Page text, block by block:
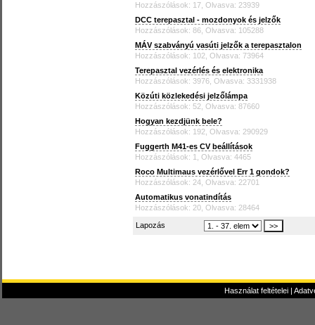
Hozzászólások: 17, Olvasva: 23939
DCC terepasztal - mozdonyok és jelzők
Hozzászólások: 86, Olvasva: 105288
MÁV szabványú vasúti jelzők a terepasztalon
Hozzászólások: 102, Olvasva: 73964
Terepasztal vezérlés és elektronika
Hozzászólások: 3976, Olvasva: 3331938
Közúti közlekedési jelzőlámpa
Hozzászólások: 52, Olvasva: 87660
Hogyan kezdjünk bele?
Hozzászólások: 192, Olvasva: 290929
Fuggerth M41-es CV beállítások
Hozzászólások: 1, Olvasva: 4465
Roco Multimaus vezérlővel Err 1 gondok?
Hozzászólások: 24, Olvasva: 22701
Automatikus vonatindítás
Hozzászólások: 20, Olvasva: 28464
Lapozás
Használat feltételei|